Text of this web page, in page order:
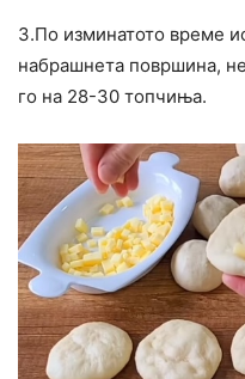
3.По изминатото време
набрашнета површина,
го на 28-30 топчиња.